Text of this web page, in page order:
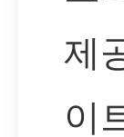
제
이